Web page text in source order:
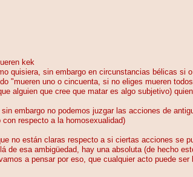
kek
quisiera, sin embargo en circunstancias bélicas
"mueren uno o cincuenta, si no eliges mueren
alguien que cree que matar es algo subjetivo)
embargo no podemos juzgar las acciones de
respecto a la homosexualidad)
no están claras respecto a si ciertas acciones se
de esa ambigüedad, hay una absoluta (de hecho
a pensar por eso, que cualquier acto puede